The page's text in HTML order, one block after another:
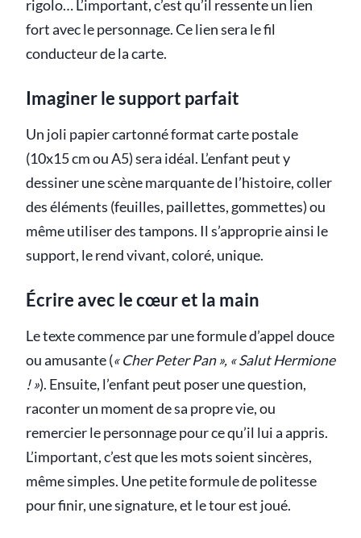
rigolo… L’important, c’est qu’il ressente un lien
fort avec le personnage. Ce lien sera le fil
conducteur de la carte.
Imaginer le support parfait
Un joli papier cartonné format carte postale
(10x15 cm ou A5) sera idéal. L’enfant peut y
dessiner une scène marquante de l’histoire, coller
des éléments (feuilles, paillettes, gommettes) ou
même utiliser des tampons. Il s’approprie ainsi le
support, le rend vivant, coloré, unique.
Écrire avec le cœur et la main
Le texte commence par une formule d’appel douce
ou amusante (« Cher Peter Pan », « Salut Hermione
! »). Ensuite, l’enfant peut poser une question,
raconter un moment de sa propre vie, ou
remercier le personnage pour ce qu’il lui a appris.
L’important, c’est que les mots soient sincères,
même simples. Une petite formule de politesse
pour finir, une signature, et le tour est joué.